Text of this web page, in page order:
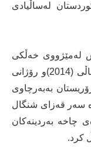
له‌ساڵیادی
رەش لەمێژووی خەڵکی
کوردستان دەکەینەوە، كه‌ لە (3)ی ئابی ساڵی (2014)و رۆژانی
بەبەرچاوی
سەر قه‌زای شنگال
چاخە بەردینەکان
کرد.